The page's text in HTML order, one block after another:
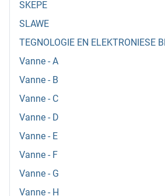
SKEPE
SLAWE
TEGNOLOGIE EN ELEKTRONIESE
Vanne - A
Vanne - B
Vanne - C
Vanne - D
Vanne - E
Vanne - F
Vanne - G
Vanne - H